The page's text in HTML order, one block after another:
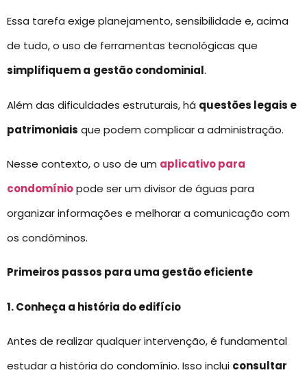
Essa tarefa exige planejamento, sensibilidade e, acima
de tudo, o uso de ferramentas tecnológicas que
simplifiquem a gestão condominial.
Além das dificuldades estruturais, há questões legais e
patrimoniais que podem complicar a administração.
Nesse contexto, o uso de um aplicativo para
condomíniopode ser um divisor de águas para
organizar informações e melhorar a comunicação com
os condôminos.
Primeiros passos para uma gestão eficiente
1. Conheça a história do edifício
Antes de realizar qualquer intervenção, é fundamental
estudar a história do condomínio. Isso inclui consultar